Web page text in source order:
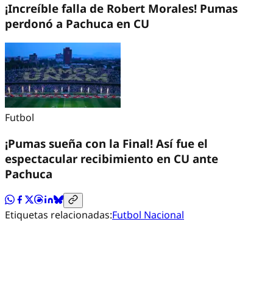
¡Increíble falla de Robert Morales! Pumas
perdonó a Pachuca en CU
Futbol
¡Pumas sueña con la Final! Así fue el
espectacular recibimiento en CU ante
Pachuca
Etiquetas relacionadas:Futbol Nacional